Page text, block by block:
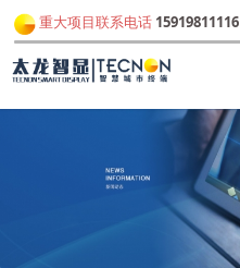
重大项目联系电话 15919811116